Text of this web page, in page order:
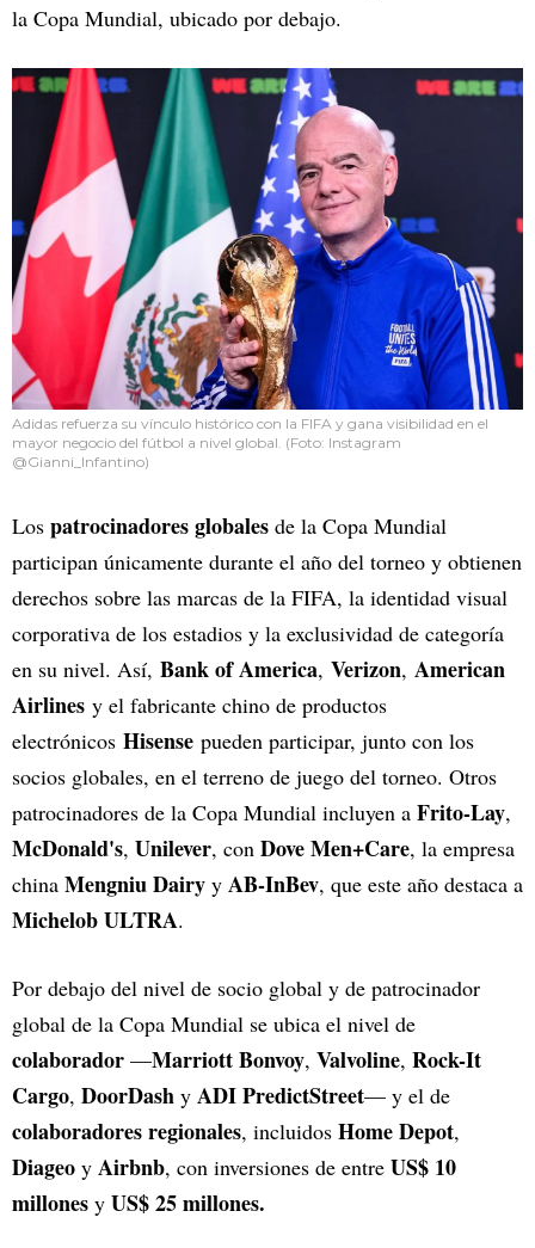
la Copa Mundial, ubicado por debajo.
Adidas refuerza su vínculo histórico con la FIFA y gana visibilidad en el
mayor negocio del fútbol a nivel global. (Foto: Instagram
@Gianni_Infantino)
Los patrocinadores globales de la Copa Mundial
participan únicamente durante el año del torneo y obtienen
derechos sobre las marcas de la FIFA, la identidad visual
corporativa de los estadios y la exclusividad de categoría
en su nivel. Así, Bank of America, Verizon, American
Airlines y el fabricante chino de productos
electrónicos Hisense pueden participar, junto con los
socios globales, en el terreno de juego del torneo. Otros
patrocinadores de la Copa Mundial incluyen a Frito-Lay,
McDonald's, Unilever, con Dove Men+Care, la empresa
china Mengniu Dairy y AB-InBev, que este año destaca a
Michelob ULTRA.
Por debajo del nivel de socio global y de patrocinador
global de la Copa Mundial se ubica el nivel de
colaborador —Marriott Bonvoy, Valvoline, Rock-It
Cargo, DoorDash y ADI PredictStreet— y el de
colaboradores regionales, incluidos Home Depot,
Diageo y Airbnb, con inversiones de entre US$ 10
millones y US$ 25 millones.